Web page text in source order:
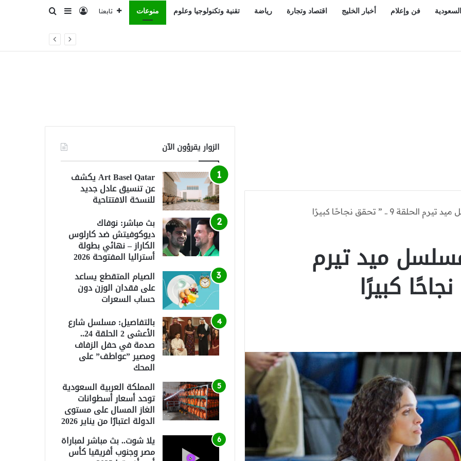
السعودية فن وإعلام أخبار الخليج اقتصاد وتجارة رياضة تقنية وتكنولوجيا وعلوم منوعات تابعنا تسجيل الدخول
إضافة عمود
بحث عن
مخالفة بغرامة تبلغ 2000 ريال
9 .. ” تحقق نجاحًا كبيرًا
ميد تيرم
الزوار يقرؤون الآن
Art Basel Qatar يكشف
عن تنسيق عادل جديد
للنسخة الافتتاحية
بث مباشر: نوفاك
ديوكوفيتش ضد كارلوس
الكاراز – نهائي بطولة
أستراليا المفتوحة 2026
الصيام المتقطع يساعد
على فقدان الوزن دون
حساب السعرات
بالتفاصيل: مسلسل شارع
الأعشى 2 الحلقة 24..
صدمة في حفل الزفاف
ومصير ”عواطف” على
المحك
المملكة العربية السعودية
توحد أسعار أسطوانات
الغاز المسال على مستوى
الدولة اعتبارًا من يناير 2026
يلا شوت.. بث مباشر لمباراة
مصر وجنوب أفريقيا كأس